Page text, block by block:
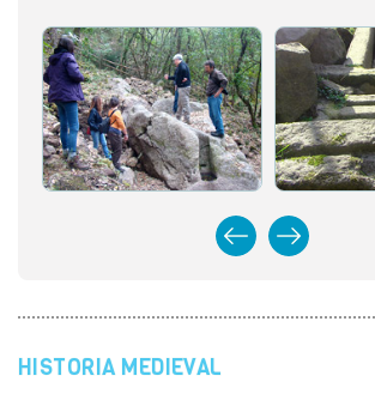
HISTORIA MEDIEVAL